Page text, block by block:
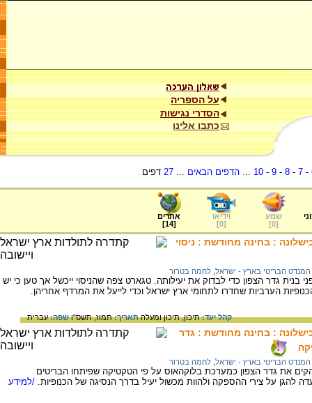
על הספריה
הסדרי נגישות
כתבו אלינו
-
7
-
8
-
9
-
10
...הדפים הבאים ...
27 דפים
שמע
[
0
]
וידיאו
[
0
]
אתרים
[
14
]
: בחינה מחודשת : ניסוי
המנדט הבריטי בארץ - ישראל לחמה בטרור
הניסוי שערך טגארט בפברואר 1938 לפני בנית גדר הצפון כדי לבדוק את יעילותה. טגארט צפה שהניסוי ייכשל אך טען כי יש
הערביות שחדרו לתחומי ארץ ישראל וכדי לייעל את המרדף אחריהן.
קהל יעד:תיכון,תיכון ומעלהתאריך:תמוז, תשס"ושפה:עברית
: בחינה מחודשת : גדר
המנדט הבריטי בארץ - ישראל לחמה בטרור
בסוף שנת 1936 הייתה להקים את גדר הצפון כמערכת בלוקהאוס על פי הטקטיקה שפיתחו הבריטים
/למידע